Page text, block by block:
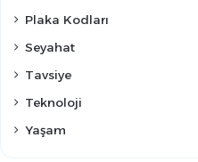
Plaka Kodları
Seyahat
Tavsiye
Teknoloji
Yaşam